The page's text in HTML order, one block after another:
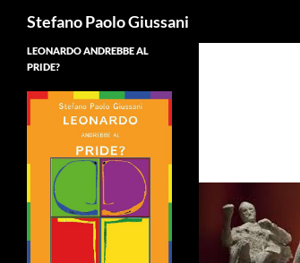
Stefano Paolo Giussani
LEONARDO ANDREBBE AL
PRIDE?